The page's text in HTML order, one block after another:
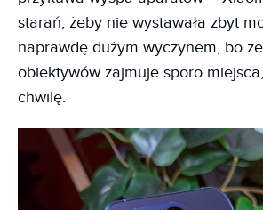
starań, żeby nie wystawała zbyt
naprawdę dużym wyczynem, bo
obiektywów zajmuje sporo
chwilę.